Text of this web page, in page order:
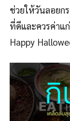
ช่วยให้วันลอยก
ที่ดีและควรค่าแ
Happy